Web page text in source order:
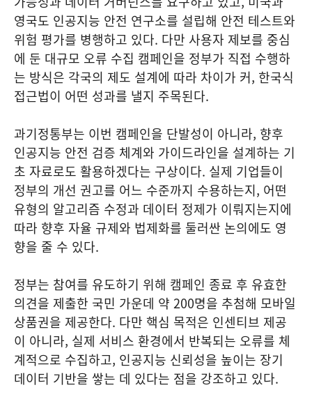
영국도 인공지능 안전 연구소를 설립해 안전 테스트와
위험 평가를 병행하고 있다. 다만 사용자 제보를 중심
에 둔 대규모 오류 수집 캠페인을 정부가 직접 수행하
는 방식은 각국의 제도 설계에 따라 차이가 커, 한국식
접근법이 어떤 성과를 낼지 주목된다.
과기정통부는 이번 캠페인을 단발성이 아니라, 향후
인공지능 안전 검증 체계와 가이드라인을 설계하는 기
초 자료로도 활용하겠다는 구상이다. 실제 기업들이
정부의 개선 권고를 어느 수준까지 수용하는지, 어떤
유형의 알고리즘 수정과 데이터 정제가 이뤄지는지에
따라 향후 자율 규제와 법제화를 둘러싼 논의에도 영
향을 줄 수 있다.
정부는 참여를 유도하기 위해 캠페인 종료 후 유효한
의견을 제출한 국민 가운데 약 200명을 추첨해 모바일
상품권을 제공한다. 다만 핵심 목적은 인센티브 제공
이 아니라, 실제 서비스 환경에서 반복되는 오류를 체
계적으로 수집하고, 인공지능 신뢰성을 높이는 장기
데이터 기반을 쌓는 데 있다는 점을 강조하고 있다.